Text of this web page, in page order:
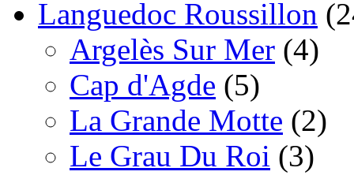
Languedoc Roussillon
Argelès Sur Mer (4)
Cap d'Agde (5)
La Grande Motte (2)
Le Grau Du Roi (3)